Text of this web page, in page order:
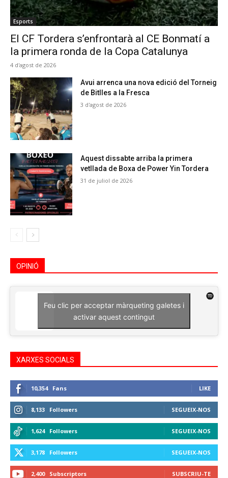
Esports
El CF Tordera s’enfrontarà al CE Bonmatí a
la primera ronda de la Copa Catalunya
4 d'agost de 2026
Avui arrenca una nova edició del Torneig
de Bitlles a la Fresca
3 d'agost de 2026
Aquest dissabte arriba la primera
vetllada de Boxa de Power Yin Tordera
31 de juliol de 2026
OPINIÓ
Feu clic per acceptar màrqueting galetes i
activar aquest contingut
XARXES SOCIALS
10,354 Fans LIKE
8,133 Followers SEGUEIX-NOS
1,624 Followers SEGUEIX-NOS
3,178 Followers SEGUEIX-NOS
2,400 Subscriptors SUBSCRIU-TE